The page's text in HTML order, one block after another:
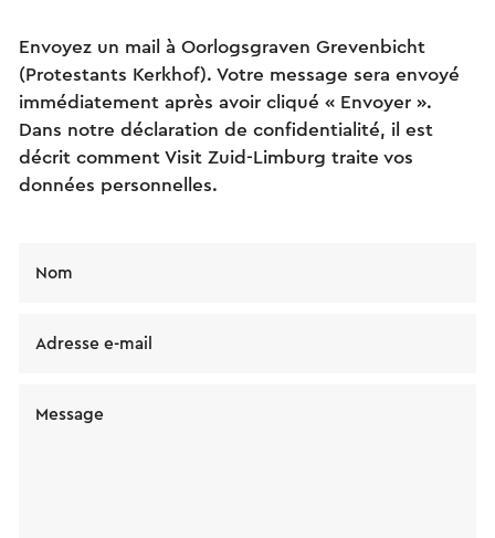
Envoyez un mail à Oorlogsgraven Grevenbicht
(Protestants Kerkhof). Votre message sera envoyé
immédiatement après avoir cliqué « Envoyer ».
Dans notre déclaration de confidentialité, il est
décrit comment Visit Zuid-Limburg traite vos
données personnelles.
Nom
Adresse e-mail
Message